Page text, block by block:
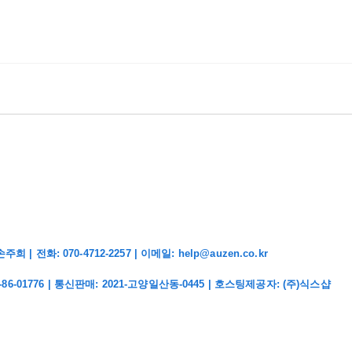
주희 | 전화: 070-4712-2257 | 이메일: help@auzen.co.kr
01776 | 통신판매: 2021-고양일산동-0445 | 호스팅제공자: (주)식스샵